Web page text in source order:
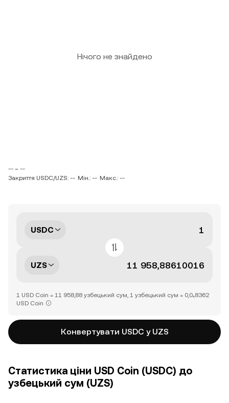
Нічого не знайдено
-- ~ --
Закриття USDC/UZS: -- Мін.: -- Макс.: --
USDC
UZS
1 USD Coin = 11 958,88 узбецький сум, 1 узбецький сум = 0,0₄8362
USD Coin
Конвертувати USDC у UZS
Статистика ціни USD Coin (USDC) до
узбецький сум (UZS)